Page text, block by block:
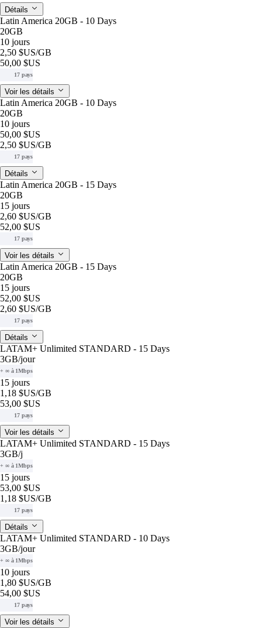
Détails
Latin America 20GB - 10 Days
20GB
10 jours
2,50 $US/GB
50,00 $US
17 pays
Voir les détails
Latin America 20GB - 10 Days
20GB
10 jours
50,00 $US
2,50 $US/GB
17 pays
Détails
Latin America 20GB - 15 Days
20GB
15 jours
2,60 $US/GB
52,00 $US
17 pays
Voir les détails
Latin America 20GB - 15 Days
20GB
15 jours
52,00 $US
2,60 $US/GB
17 pays
Détails
LATAM+ Unlimited STANDARD - 15 Days
3GB/jour
+ ∞ à 1Mbps
15 jours
1,18 $US/GB
53,00 $US
17 pays
Voir les détails
LATAM+ Unlimited STANDARD - 15 Days
3GB/j
+ ∞ à 1Mbps
15 jours
53,00 $US
1,18 $US/GB
17 pays
Détails
LATAM+ Unlimited STANDARD - 10 Days
3GB/jour
+ ∞ à 1Mbps
10 jours
1,80 $US/GB
54,00 $US
17 pays
Voir les détails